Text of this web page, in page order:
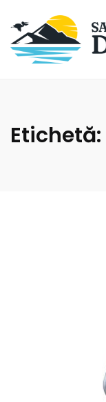
Etichetă: